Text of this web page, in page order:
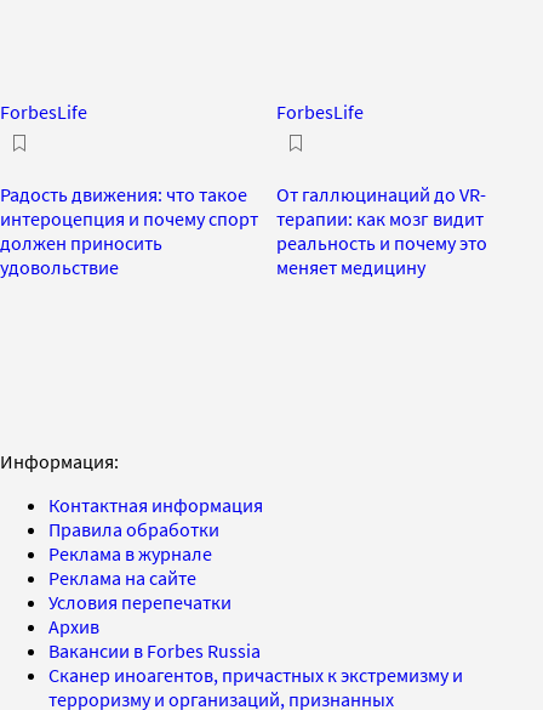
ForbesLife
Радость движения: что такое
интероцепция и почему спорт
должен приносить
удовольствие
ForbesLife
От галлюцинаций до VR-
терапии: как мозг видит
реальность и почему это
меняет медицину
Информация:
Контактная информация
Правила обработки
Реклама в журнале
Реклама на сайте
Условия перепечатки
Архив
Вакансии в Forbes Russia
Сканер иноагентов, причастных к экстремизму и
терроризму и организаций, признанных